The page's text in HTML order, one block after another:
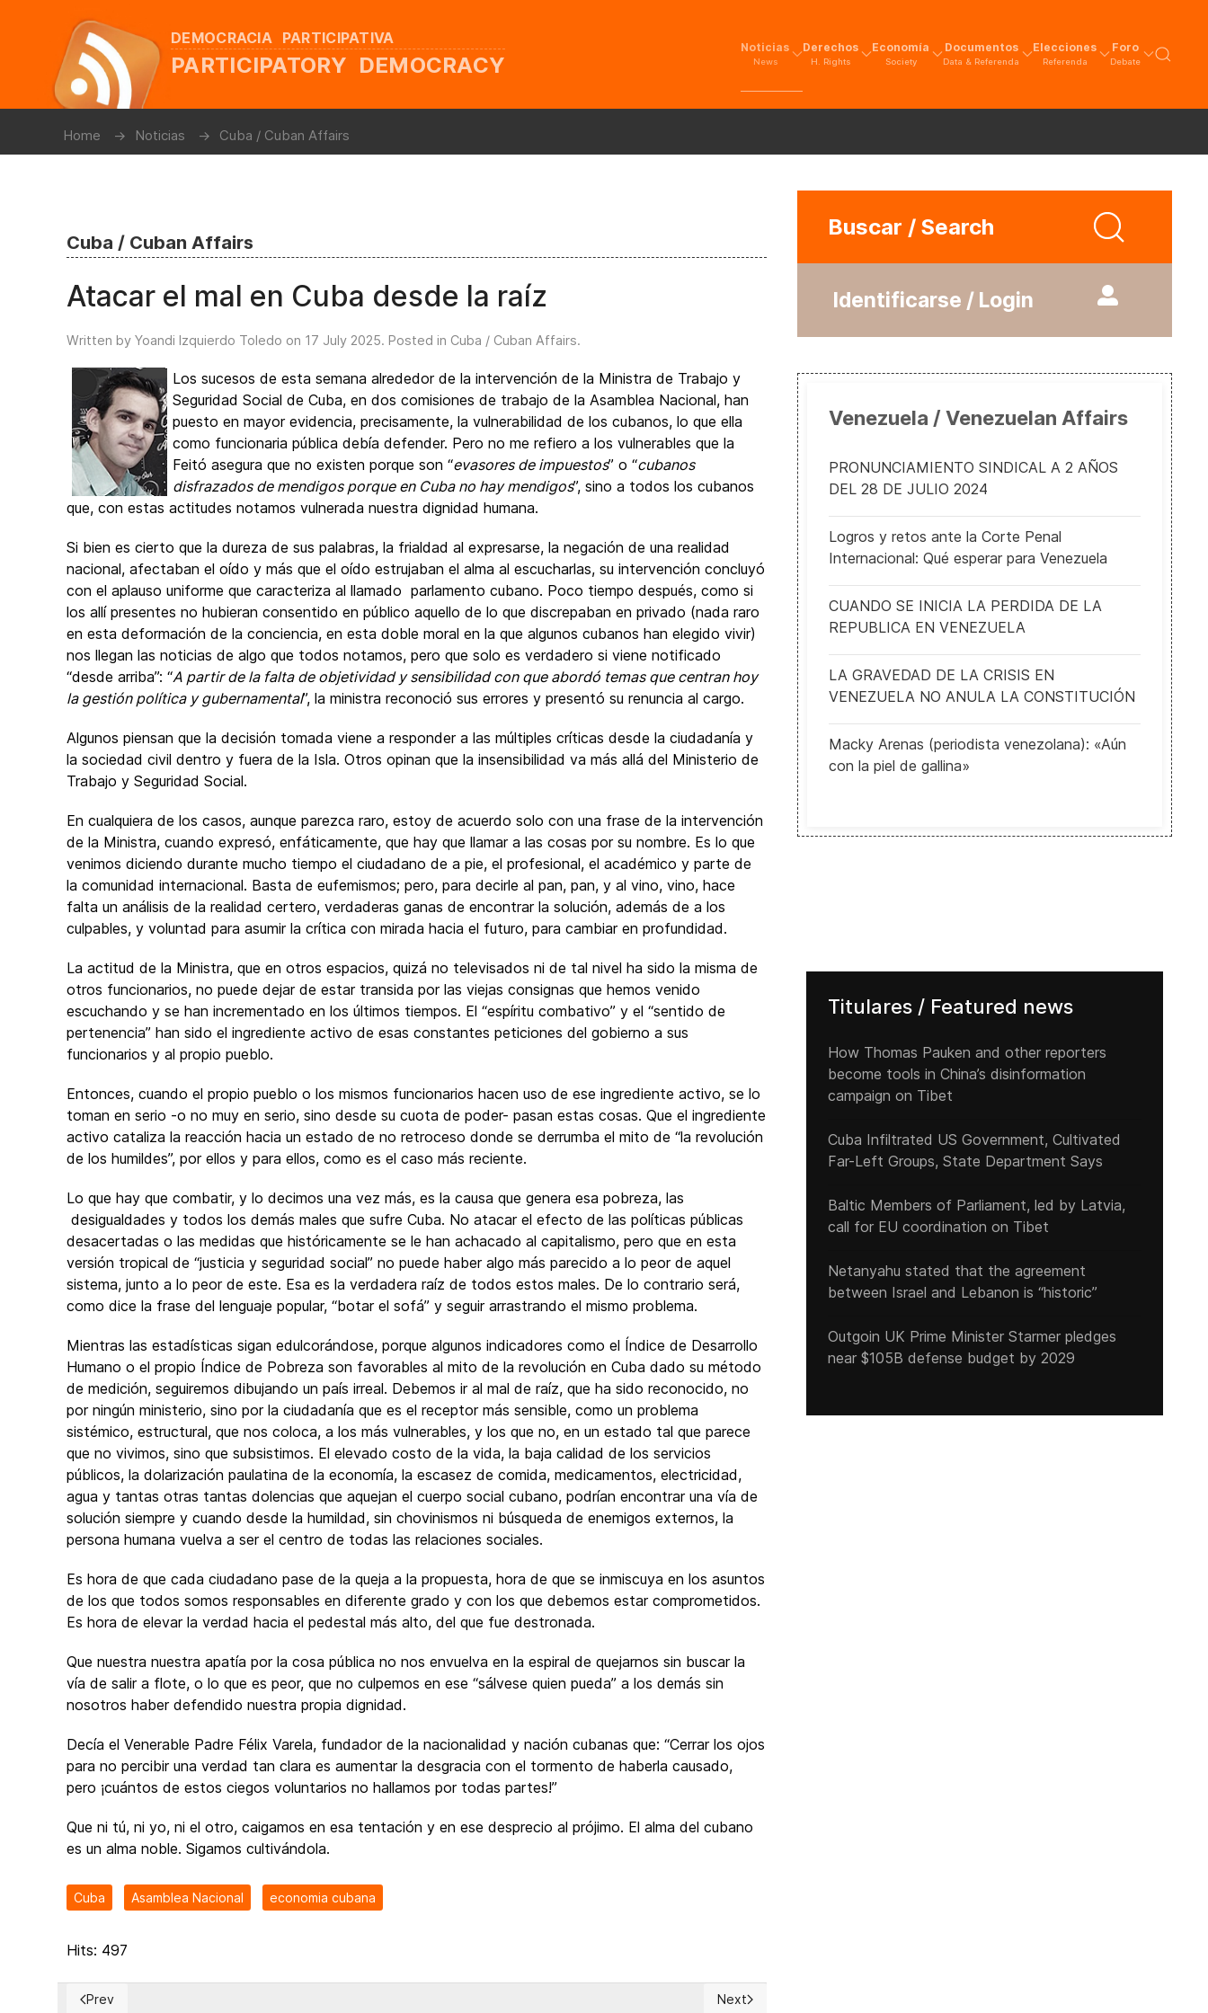
DEMOCRACIA PARTICIPATIVA
PARTICIPATORY DEMOCRACY
Noticias
News
Derechos
H. Rights
Economía
Society
Documentos
Data & Referenda
Elecciones
Referenda
Foro
Debate
Home Noticias Cuba / Cuban Affairs
Cuba / Cuban Affairs
Atacar el mal en Cuba desde la raíz
Written by Yoandi Izquierdo Toledo on 17 July 2025. Posted in Cuba / Cuban Affairs.
Los sucesos de esta semana alrededor de la intervención de la Ministra de Trabajo y
Seguridad Social de Cuba, en dos comisiones de trabajo de la Asamblea Nacional, han
puesto en mayor evidencia, precisamente, la vulnerabilidad de los cubanos, lo que ella
como funcionaria pública debía defender. Pero no me refiero a los vulnerables que la
Feitó asegura que no existen porque son “evasores de impuestos” o “cubanos
disfrazados de mendigos porque en Cuba no hay mendigos”, sino a todos los cubanos
que, con estas actitudes notamos vulnerada nuestra dignidad humana.
Si bien es cierto que la dureza de sus palabras, la frialdad al expresarse, la negación de una realidad
nacional, afectaban el oído y más que el oído estrujaban el alma al escucharlas, su intervención concluyó
con el aplauso uniforme que caracteriza al llamado parlamento cubano. Poco tiempo después, como si
los allí presentes no hubieran consentido en público aquello de lo que discrepaban en privado (nada raro
en esta deformación de la conciencia, en esta doble moral en la que algunos cubanos han elegido vivir)
nos llegan las noticias de algo que todos notamos, pero que solo es verdadero si viene notificado
“desde arriba”: “A partir de la falta de objetividad y sensibilidad con que abordó temas que centran hoy
la gestión política y gubernamental”, la ministra reconoció sus errores y presentó su renuncia al cargo.
Algunos piensan que la decisión tomada viene a responder a las múltiples críticas desde la ciudadanía y
la sociedad civil dentro y fuera de la Isla. Otros opinan que la insensibilidad va más allá del Ministerio de
Trabajo y Seguridad Social.
En cualquiera de los casos, aunque parezca raro, estoy de acuerdo solo con una frase de la intervención
de la Ministra, cuando expresó, enfáticamente, que hay que llamar a las cosas por su nombre. Es lo que
venimos diciendo durante mucho tiempo el ciudadano de a pie, el profesional, el académico y parte de
la comunidad internacional. Basta de eufemismos; pero, para decirle al pan, pan, y al vino, vino, hace
falta un análisis de la realidad certero, verdaderas ganas de encontrar la solución, además de a los
culpables, y voluntad para asumir la crítica con mirada hacia el futuro, para cambiar en profundidad.
La actitud de la Ministra, que en otros espacios, quizá no televisados ni de tal nivel ha sido la misma de
otros funcionarios, no puede dejar de estar transida por las viejas consignas que hemos venido
escuchando y se han incrementado en los últimos tiempos. El “espíritu combativo” y el “sentido de
pertenencia” han sido el ingrediente activo de esas constantes peticiones del gobierno a sus
funcionarios y al propio pueblo.
Entonces, cuando el propio pueblo o los mismos funcionarios hacen uso de ese ingrediente activo, se lo
toman en serio -o no muy en serio, sino desde su cuota de poder- pasan estas cosas. Que el ingrediente
activo cataliza la reacción hacia un estado de no retroceso donde se derrumba el mito de “la revolución
de los humildes”, por ellos y para ellos, como es el caso más reciente.
Lo que hay que combatir, y lo decimos una vez más, es la causa que genera esa pobreza, las
desigualdades y todos los demás males que sufre Cuba. No atacar el efecto de las políticas públicas
desacertadas o las medidas que históricamente se le han achacado al capitalismo, pero que en esta
versión tropical de “justicia y seguridad social” no puede haber algo más parecido a lo peor de aquel
sistema, junto a lo peor de este. Esa es la verdadera raíz de todos estos males. De lo contrario será,
como dice la frase del lenguaje popular, “botar el sofá” y seguir arrastrando el mismo problema.
Mientras las estadísticas sigan edulcorándose, porque algunos indicadores como el Índice de Desarrollo
Humano o el propio Índice de Pobreza son favorables al mito de la revolución en Cuba dado su método
de medición, seguiremos dibujando un país irreal. Debemos ir al mal de raíz, que ha sido reconocido, no
por ningún ministerio, sino por la ciudadanía que es el receptor más sensible, como un problema
sistémico, estructural, que nos coloca, a los más vulnerables, y los que no, en un estado tal que parece
que no vivimos, sino que subsistimos. El elevado costo de la vida, la baja calidad de los servicios
públicos, la dolarización paulatina de la economía, la escasez de comida, medicamentos, electricidad,
agua y tantas otras tantas dolencias que aquejan el cuerpo social cubano, podrían encontrar una vía de
solución siempre y cuando desde la humildad, sin chovinismos ni búsqueda de enemigos externos, la
persona humana vuelva a ser el centro de todas las relaciones sociales.
Es hora de que cada ciudadano pase de la queja a la propuesta, hora de que se inmiscuya en los asuntos
de los que todos somos responsables en diferente grado y con los que debemos estar comprometidos.
Es hora de elevar la verdad hacia el pedestal más alto, del que fue destronada.
Que nuestra nuestra apatía por la cosa pública no nos envuelva en la espiral de quejarnos sin buscar la
vía de salir a flote, o lo que es peor, que no culpemos en ese “sálvese quien pueda” a los demás sin
nosotros haber defendido nuestra propia dignidad.
Decía el Venerable Padre Félix Varela, fundador de la nacionalidad y nación cubanas que: “Cerrar los ojos
para no percibir una verdad tan clara es aumentar la desgracia con el tormento de haberla causado,
pero ¡cuántos de estos ciegos voluntarios no hallamos por todas partes!”
Que ni tú, ni yo, ni el otro, caigamos en esa tentación y en ese desprecio al prójimo. El alma del cubano
es un alma noble. Sigamos cultivándola.
Cuba Asamblea Nacional economia cubana
Hits: 497
Previous article: An overview of Cuba's environmental catastrophe during the country's 66 years of totalitarianism
Prev Next article: A 4 AÑOS DESDE EL 11J: el 65% de los Prisioneros Políticos en
Next
Buscar / Search
Identificarse / Login
Venezuela / Venezuelan Affairs
PRONUNCIAMIENTO SINDICAL A 2 AÑOS
DEL 28 DE JULIO 2024
Logros y retos ante la Corte Penal
Internacional: Qué esperar para Venezuela
CUANDO SE INICIA LA PERDIDA DE LA
REPUBLICA EN VENEZUELA
LA GRAVEDAD DE LA CRISIS EN
VENEZUELA NO ANULA LA CONSTITUCIÓN
Macky Arenas (periodista venezolana): «Aún
con la piel de gallina»
Titulares / Featured news
How Thomas Pauken and other reporters
become tools in China’s disinformation
campaign on Tibet
Cuba Infiltrated US Government, Cultivated
Far-Left Groups, State Department Says
Baltic Members of Parliament, led by Latvia,
call for EU coordination on Tibet
Netanyahu stated that the agreement
between Israel and Lebanon is “historic”
Outgoin UK Prime Minister Starmer pledges
near $105B defense budget by 2029